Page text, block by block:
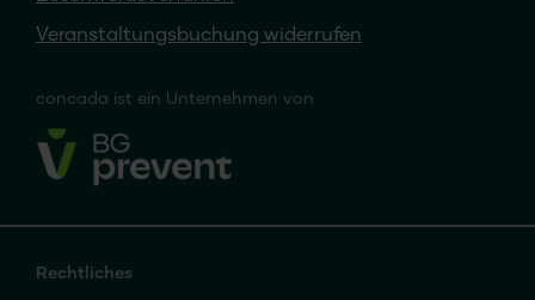
Veranstaltungsbuchung widerrufen
concada ist ein Unternehmen von
Rechtliches